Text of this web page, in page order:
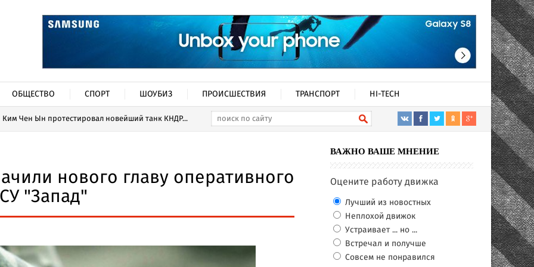
ОБЩЕСТВО СПОРТ ШОУБИЗ ПРОИСШЕСТВИЯ ТРАНСПОРТ HI-TECH
Ким Чен Ын протестировал новейший танк КНДР...
нового главу оперативного
"Запад"
ВАЖНО ВАШЕ МНЕНИЕ
Оцените работу движка
Лучший из новостных
Неплохой движок
Устраивает ... но ...
Встречал и получше
Совсем не понравился